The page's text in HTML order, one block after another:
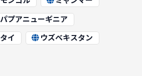
パプアニューギニア
タイ
ウズベキスタン